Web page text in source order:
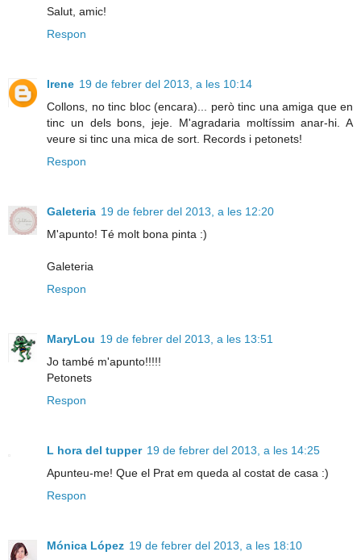
Salut, amic!
Respon
Irene 19 de febrer del 2013, a les 10:14
Collons, no tinc bloc (encara)... però tinc una amiga que en
tinc un dels bons, jeje. M'agradaria moltíssim anar-hi. A
veure si tinc una mica de sort. Records i petonets!
Respon
Galeteria 19 de febrer del 2013, a les 12:20
M'apunto! Té molt bona pinta :)
Galeteria
Respon
MaryLou 19 de febrer del 2013, a les 13:51
Jo també m'apunto!!!!!
Petonets
Respon
L hora del tupper 19 de febrer del 2013, a les 14:25
Apunteu-me! Que el Prat em queda al costat de casa :)
Respon
Mónica López 19 de febrer del 2013, a les 18:10